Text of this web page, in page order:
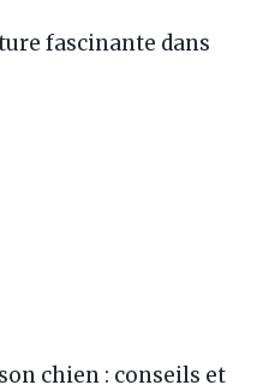
fascinante dans
chien : conseils et